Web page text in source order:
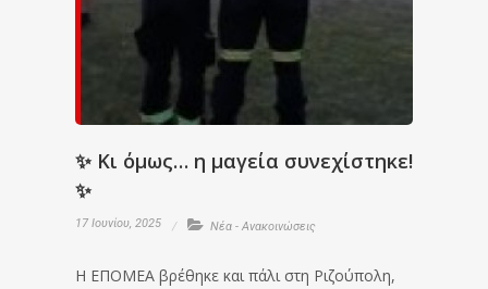
✨ Κι όμως… η μαγεία συνεχίστηκε!
✨
17 Ιουνίου, 2025 Νέα - Ανακοινώσεις
Η ΕΠΟΜΕΑ βρέθηκε και πάλι στη Ριζούπολη,